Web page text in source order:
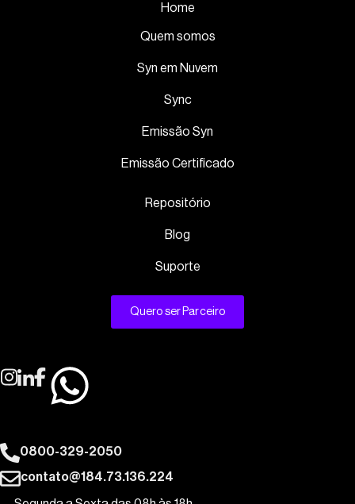
Home
Quem somos
Syn em Nuvem
Sync
Emissão Syn
Emissão Certificado
Repositório
Blog
Suporte
Quero ser Parceiro
0800-329-2050
contato@184.73.136.224